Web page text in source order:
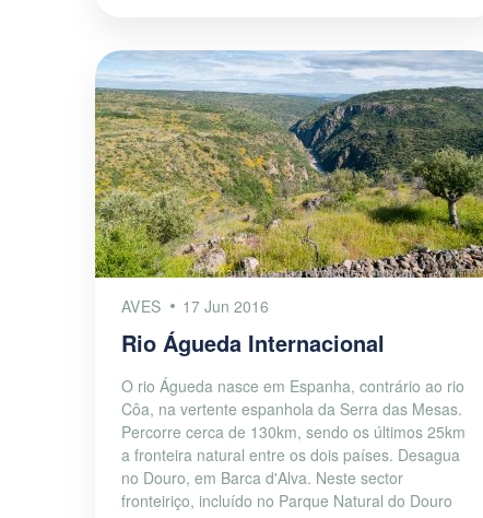
AVES 17 Jun 2016
Rio Águeda Internacional
O rio Águeda nasce em Espanha, contrário ao rio
Côa, na vertente espanhola da Serra das Mesas.
Percorre cerca de 130km, sendo os últimos 25km
a fronteira natural entre os dois países. Desagua
no Douro, em Barca d'Alva. Neste sector
fronteiriço, incluído no Parque Natural do Douro